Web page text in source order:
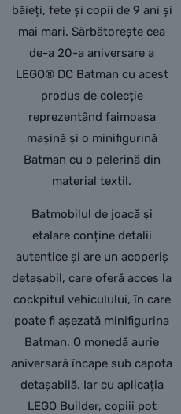
băieți, fete și copii de 9 ani și
mai mari. Sărbătorește cea
de-a 20-a aniversare a
LEGO® DC Batman cu acest
produs de colecție
reprezentând faimoasa
mașină și o minifigurină
Batman cu o pelerină din
material textil.
Batmobilul de joacă și
etalare conține detalii
autentice și are un acoperiș
detașabil, care oferă acces la
cockpitul vehiculului, în care
poate fi așezată minifigurina
Batman. O monedă aurie
aniversară încape sub capota
detașabilă. Iar cu aplicația
LEGO Builder, copiii pot